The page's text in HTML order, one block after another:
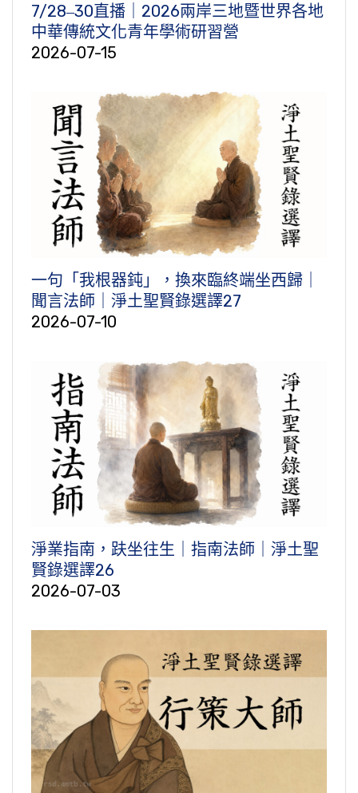
7/28‒30直播｜2026兩岸三地暨世界各地
中華傳統文化青年學術研習營
2026-07-15
一句「我根器鈍」，換來臨終端坐西歸｜
聞言法師｜淨土聖賢錄選譯27
2026-07-10
淨業指南，趺坐往生｜指南法師｜淨土聖
賢錄選譯26
2026-07-03